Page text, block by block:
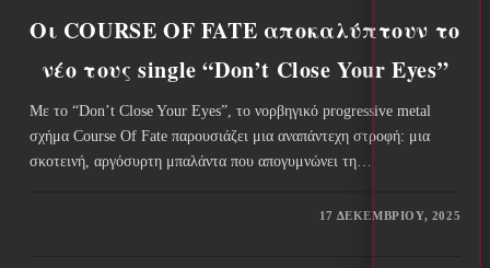
Οι COURSE OF FATE αποκαλύπτουν το
νέο τους single “Don’t Close Your Eyes”
Με το “Don’t Close Your Eyes”, το νορβηγικό progressive metal
σχήμα Course Of Fate παρουσιάζει μια αναπάντεχη στροφή: μια
σκοτεινή, αργόσυρτη μπαλάντα που απογυμνώνει τη…
17 ΔΕΚΕΜΒΡΊΟΥ, 2025